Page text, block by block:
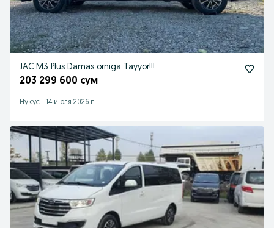
JAC M3 Plus Damas orniga Tayyor!!!
203 299 600 сум
Нукус - 14 июля 2026 г.